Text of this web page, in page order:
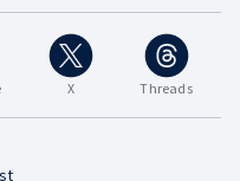
X Threads